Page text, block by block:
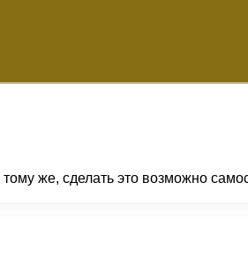
же, сделать это возможно